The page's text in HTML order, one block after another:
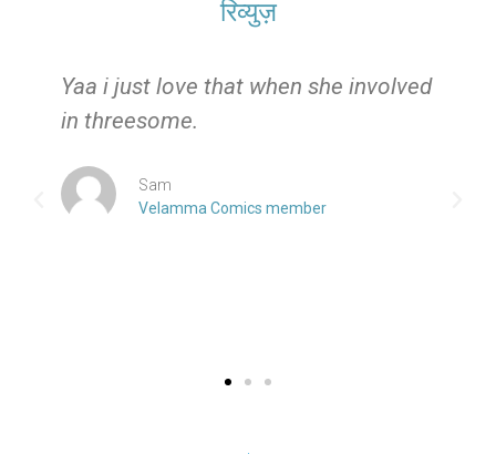
रिव्युज़
Yaa i just love that when she involved
in threesome.
Sam
Velamma Comics member